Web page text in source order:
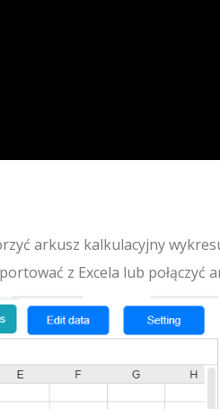
arkusz kalkulacyjny
z Excela lub połączyć